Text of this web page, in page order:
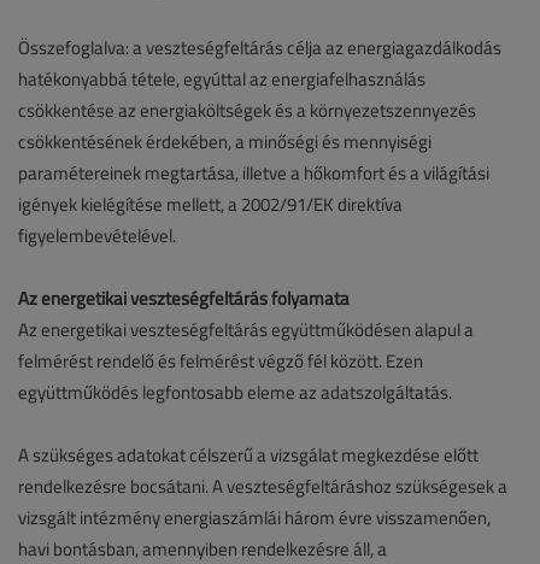
Összefoglalva: a veszteségfeltárás célja az energiagazdálkodás
hatékonyabbá tétele, egyúttal az energiafelhasználás
csökkentése az energiaköltségek és a környezetszennyezés
csökkentésének érdekében, a minőségi és mennyiségi
paramétereinek megtartása, illetve a hőkomfort és a világítási
igények kielégítése mellett, a 2002/91/EK direktíva
figyelembevételével.
Az energetikai veszteségfeltárás folyamata
Az energetikai veszteségfeltárás együttműködésen alapul a
felmérést rendelő és felmérést végző fél között. Ezen
együttműködés legfontosabb eleme az adatszolgáltatás.
A szükséges adatokat célszerű a vizsgálat megkezdése előtt
rendelkezésre bocsátani. A veszteségfeltáráshoz szükségesek a
vizsgált intézmény energiaszámlái három évre visszamenően,
havi bontásban, amennyiben rendelkezésre áll, a